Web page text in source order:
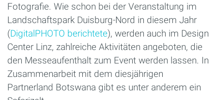
Fotografie. Wie schon bei der Veranstaltung im
Landschaftspark Duisburg-Nord in diesem Jahr
(DigitalPHOTO berichtete), werden auch im Design
Center Linz, zahlreiche Aktivitäten angeboten, die
den Messeaufenthalt zum Event werden lassen. In
Zusammenarbeit mit dem diesjährigen
Partnerland Botswana gibt es unter anderem ein